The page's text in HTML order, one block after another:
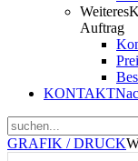
Weiteres
Auftrag
KONTAKT
GRAFIK / DRUCK